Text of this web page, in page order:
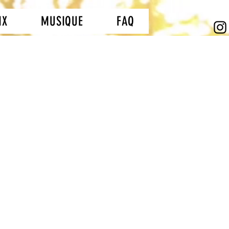
MUSIQUE FAQ